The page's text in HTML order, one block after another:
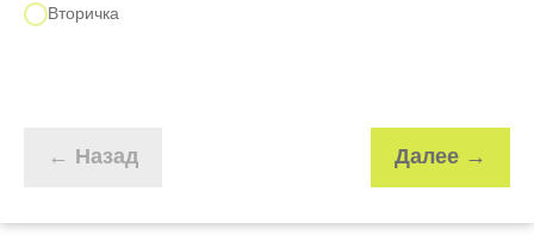
Вторичка
← Назад Далее →